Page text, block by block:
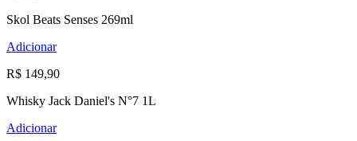
Skol Beats Senses 269ml
Adicionar
R$ 149,90
Whisky Jack Daniel's N°7 1L
Adicionar